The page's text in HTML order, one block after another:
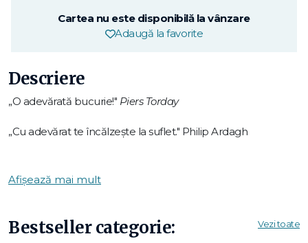
Cartea nu este disponibilă la vânzare
Adaugă la favorite
Descriere
„O adevărată bucurie!" Piers Torday
„Cu adevărat te încălzește la suflet." Philip Ardagh
sunt plini de entuziasm, căci în curând aici se vor caza
Regele și Regina Pinguin. A trecut multă vreme de când n-
Afișează mai mult
Bestseller categorie: Vezi toate